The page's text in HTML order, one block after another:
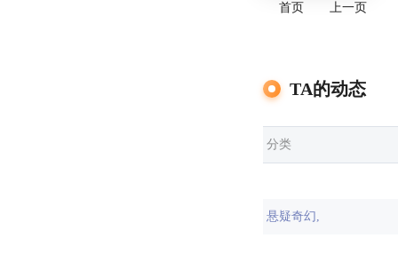
脑洞
首页 上一页
TA的动态
分类
悬疑奇幻,